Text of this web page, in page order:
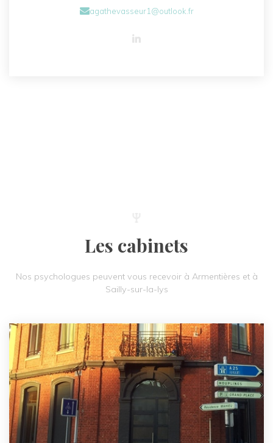
agathevasseur1@outlook.fr
Les cabinets
Nos psychologues peuvent vous recevoir à Armentières et à
Sailly-sur-la-lys